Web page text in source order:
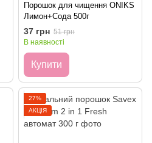
Порошок для чищення ONIKS
Лимон+Сода 500г
37 грн 51 грн
В наявності
Купити
27%
АКЦІЯ